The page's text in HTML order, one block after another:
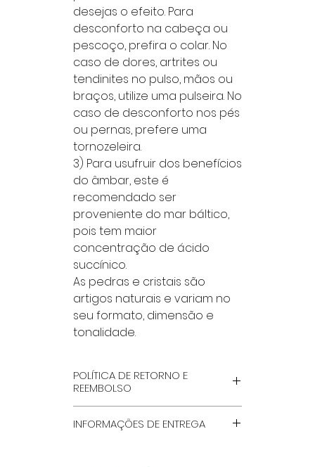
desejas o efeito. Para
desconforto na cabeça ou
pescoço, prefira o colar. No
caso de dores, artrites ou
tendinites no pulso, mãos ou
braços, utilize uma pulseira. No
caso de desconforto nos pés
ou pernas, prefere uma
tornozeleira.
3) Para usufruir dos benefícios
do âmbar, este é
recomendado ser
proveniente do mar báltico,
pois tem maior
concentração de ácido
succínico.
As pedras e cristais são
artigos naturais e variam no
seu formato, dimensão e
tonalidade.
POLÍTICA DE RETORNO E
REEMBOLSO
PÁGINA ''TERMOS GERAIS E
INFORMAÇÕES DE ENTREGA